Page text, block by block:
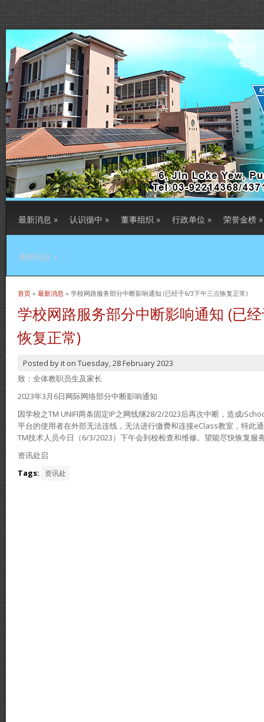
最新消息 » 认识循中 » 董事组织 » 行政单位 » 荣誉金榜 »
逾期讯息 »
当前位置
首页 » 最新消息 » 学校网路服务部分中断影响通知 (已经于6/3下午三点恢复正常)
学校网路服务部分中断影响通知 (已
恢复正常)
Posted byit on Tuesday, 28 February 2023
致：全体教职员生及家长
2023年3月6日网际网络部分中断影响通知
因学校之TM UNIFI两条固定IP之网线继28/2/2023后再次中断，造成
平台的使用者在外部无法连线，无法进行缴费和连接eClass教室，特此
TM技术人员今日（6/3/2023）下午会到校检查和维修。望能尽快恢复服
资讯处启
Tags:
资讯处